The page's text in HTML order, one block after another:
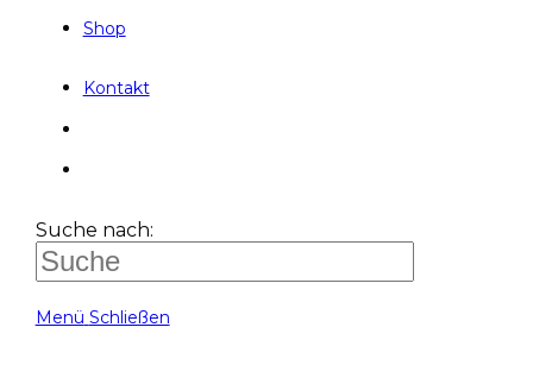
Shop
Kontakt
Suche nach:
Menü Schließen